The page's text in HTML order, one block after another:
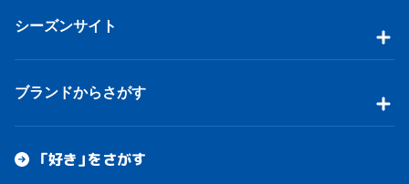
シーズンサイト
ブランドからさがす
「好き」をさがす